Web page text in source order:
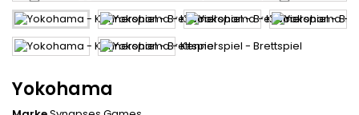
Yokohama